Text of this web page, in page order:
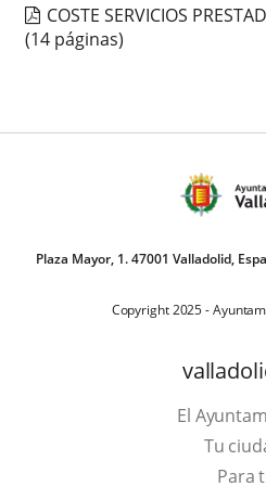
COSTE SERVICIOS
(14 páginas)
Plaza Mayor, 1. 47001 Valladolid,
Copyright 2025 -
El
Tu
Para